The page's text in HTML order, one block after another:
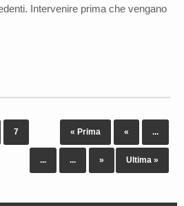
Intervenire prima che vengano
« Prima « ...
7
... ... » Ultima »